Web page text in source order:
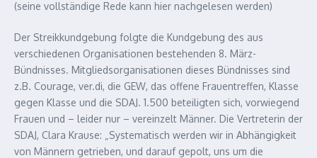
(seine vollständige Rede kann hier nachgelesen werden)
Der Streikkundgebung folgte die Kundgebung des aus
verschiedenen Organisationen bestehenden 8. März-
Bündnisses. Mitgliedsorganisationen dieses Bündnisses sind
z.B. Courage, ver.di, die GEW, das offene Frauentreffen, Klasse
gegen Klasse und die SDAJ. 1.500 beteiligten sich, vorwiegend
Frauen und – leider nur – vereinzelt Männer. Die Vertreterin der
SDAJ, Clara Krause: „Systematisch werden wir in Abhängigkeit
von Männern getrieben, und darauf gepolt, uns um die